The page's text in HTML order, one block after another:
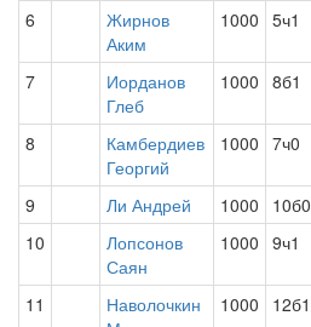
6
Жирнов
Аким
1000 5ч1
7
Иорданов
Глеб
1000 8б1
8
Камбердиев
Георгий
1000 7ч0
9 Ли Андрей 1000 10б0
10
Лопсонов
Саян
1000 9ч1
11
Наволочкин
1000 12б1